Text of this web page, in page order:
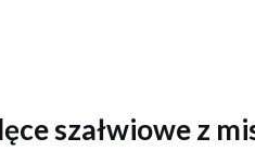
szałwiowe z